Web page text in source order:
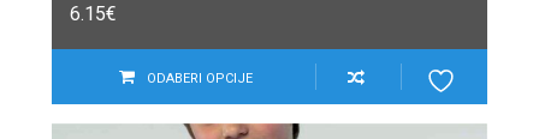
6.15€
ODABERI OPCIJE